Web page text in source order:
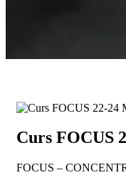
Curs FOCUS
FOCUS –